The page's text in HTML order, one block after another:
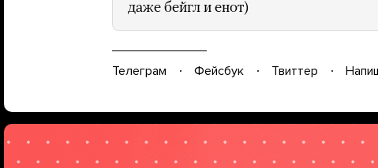
даже бейгл и енот)
Телеграм Фейсбук Твиттер